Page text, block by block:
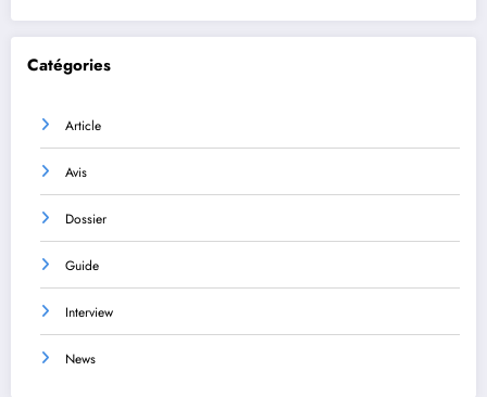
Catégories
Article
Avis
Dossier
Guide
Interview
News